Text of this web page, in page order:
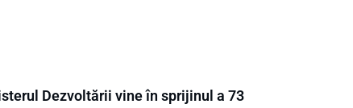
Dezvoltării vine în sprijinul a 73